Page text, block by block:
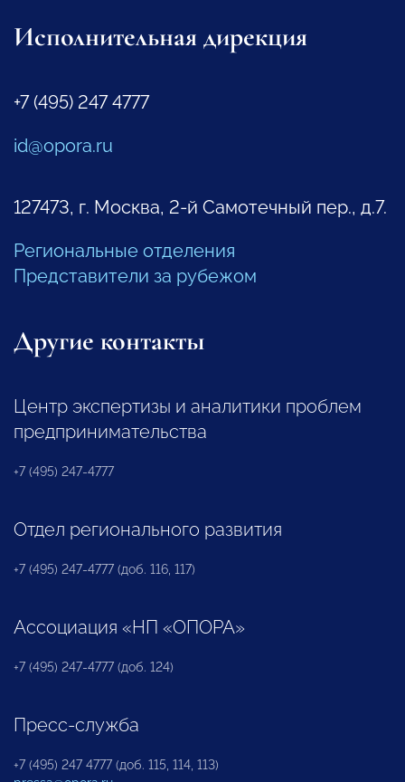
Исполнительная дирекция
+7 (495) 247 4777
id@opora.ru
127473, г. Москва, 2-й Самотечный пер., д.7.
Региональные отделения
Представители за рубежом
Другие контакты
Центр экспертизы и аналитики проблем
предпринимательства
+7 (495) 247-4777
Отдел регионального развития
+7 (495) 247-4777 (доб. 116, 117)
Ассоциация «НП «ОПОРА»
+7 (495) 247-4777 (доб. 124)
Пресс-служба
+7 (495) 247 4777 (доб. 115, 114, 113)